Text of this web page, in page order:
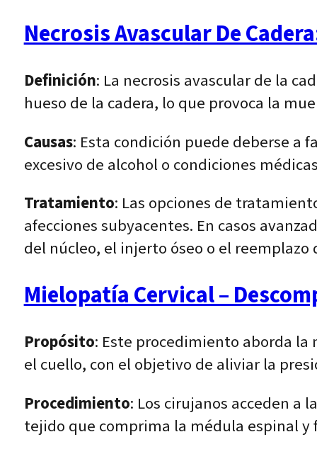
Necrosis Avascular De
Definición: La necrosis avascular de la
hueso de la cadera, lo que provoca la
Causas: Esta condición puede deberse a
excesivo de alcohol o condiciones
Tratamiento: Las opciones de
afecciones subyacentes. En casos
del núcleo, el injerto óseo o el reemplazo
Mielopatía Cervical –
Propósito: Este procedimiento aborda
el cuello, con el objetivo de aliviar la
Procedimiento: Los cirujanos acceden a
tejido que comprima la médula espinal